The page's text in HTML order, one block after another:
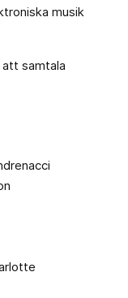
musik
samtala